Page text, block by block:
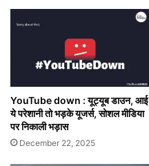
YouTube down : यूट्यूब डाउन, आई
ये परेशानी तो भड़के यूजर्स, सोशल मीडिया
पर निकाली भड़ास
December 22, 2025